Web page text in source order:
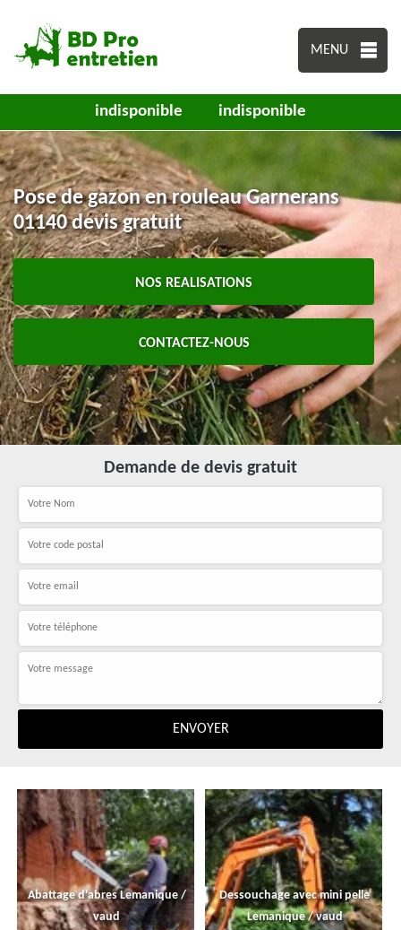
MENU
indisponible indisponible
Pose de gazon en rouleau Garnerans
01140 devis gratuit
NOS REALISATIONS
CONTACTEZ-NOUS
Demande de devis gratuit
Abattage d'abres Lemanique /
vaud
Dessouchage avec mini pelle
Lemanique / vaud